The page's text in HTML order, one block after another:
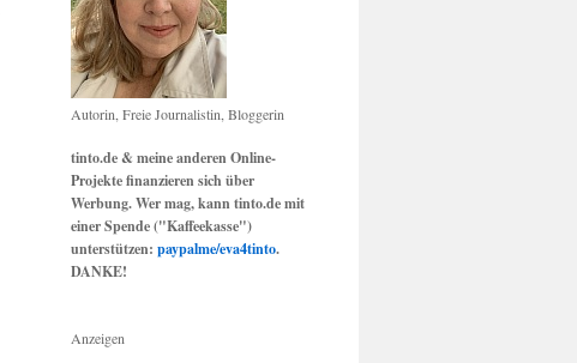
Autorin, Freie Journalistin, Bloggerin
tinto.de & meine anderen Online-
Projekte finanzieren sich über
Werbung. Wer mag, kann tinto.de mit
einer Spende ("Kaffeekasse")
unterstützen: paypalme/eva4tinto.
DANKE!
Anzeigen